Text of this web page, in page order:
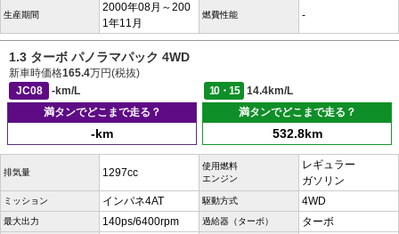
生産期間
2000年08月～200
1年11月
燃費性能 -
1.3 ターボ パノラマパック 4WD
新車時価格165.4万円(税抜)
JC08
-km/L 10・15
14.4km/L
満タンでどこまで走る？
-km
満タンでどこまで走る？
532.8km
排気量 1297cc
使用燃料
エンジン
レギュラー
ガソリン
ミッション インパネ4AT 駆動方式 4WD
最大出力 140ps/6400rpm 過給器（ターボ） ターボ